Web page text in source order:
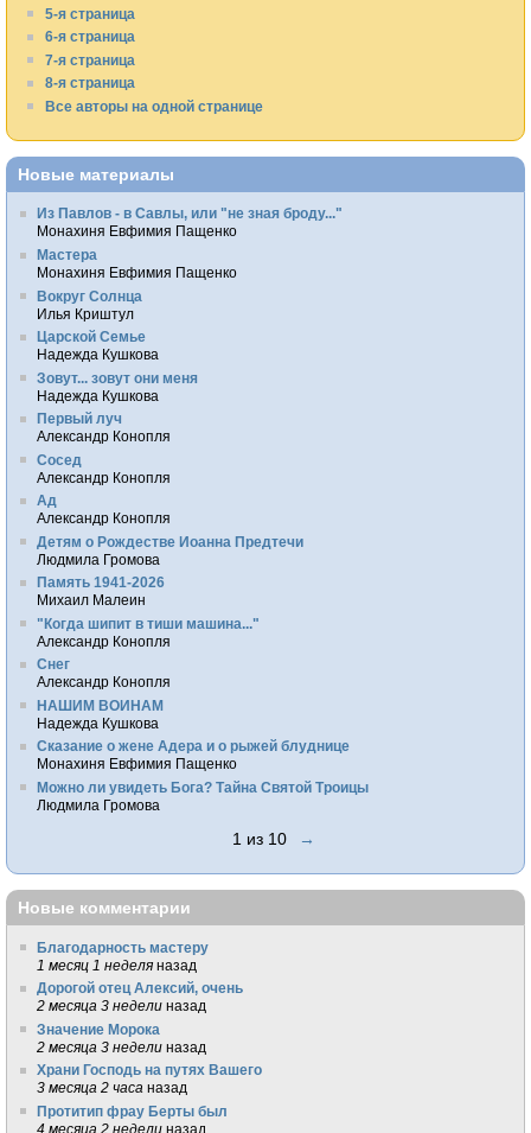
5-я страница
6-я страница
7-я страница
8-я страница
Все авторы на одной странице
Новые материалы
Из Павлов - в Савлы, или "не зная броду..."
Монахиня Евфимия Пащенко
Мастера
Монахиня Евфимия Пащенко
Вокруг Солнца
Илья Криштул
Царской Семье
Надежда Кушкова
Зовут... зовут они меня
Надежда Кушкова
Первый луч
Александр Конопля
Сосед
Александр Конопля
Ад
Александр Конопля
Детям о Рождестве Иоанна Предтечи
Людмила Громова
Память 1941-2026
Михаил Малеин
"Когда шипит в тиши машина..."
Александр Конопля
Снег
Александр Конопля
НАШИМ ВОИНАМ
Надежда Кушкова
Сказание о жене Адера и о рыжей блуднице
Монахиня Евфимия Пащенко
Можно ли увидеть Бога? Тайна Святой Троицы
Людмила Громова
1 из 10 →
Новые комментарии
Благодарность мастеру
1 месяц 1 неделя назад
Дорогой отец Алексий, очень
2 месяца 3 недели назад
Значение Морока
2 месяца 3 недели назад
Храни Господь на путях Вашего
3 месяца 2 часа назад
Протитип фрау Берты был
4 месяца 2 недели назад